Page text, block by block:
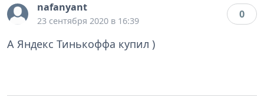
nafanyant
23 сентября 2020 в 16:39
0
А Яндекс Тинькоффа купил )